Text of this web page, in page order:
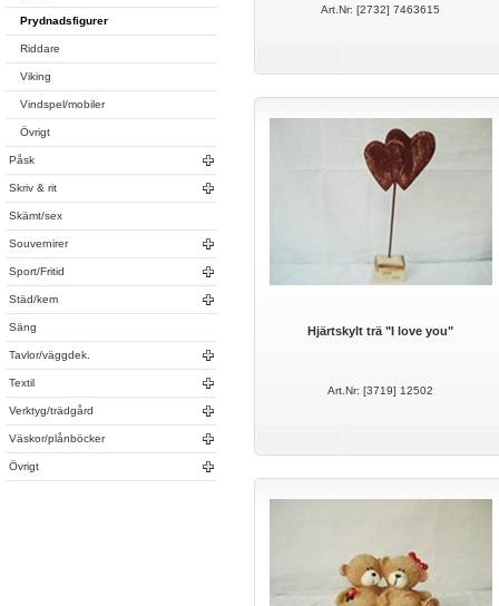
Prydnadsfigurer
Riddare
Viking
Vindspel/mobiler
Övrigt
Påsk
Skriv & rit
Skämt/sex
Souvernirer
Sport/Fritid
Städ/kem
Säng
Tavlor/väggdek.
Textil
Verktyg/trädgård
Väskor/plånböcker
Övrigt
Art.Nr: [2732] 7463615
Hjärtskylt trä "I love you"
Art.Nr: [3719] 12502